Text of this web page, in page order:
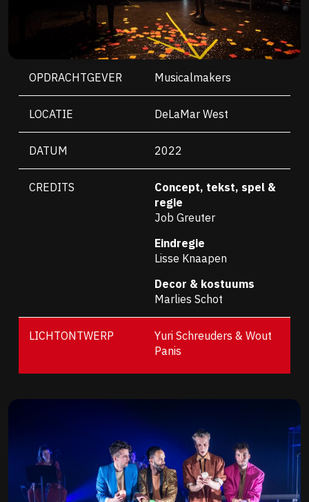
OPDRACHTGEVER Musicalmakers
LOCATIE DeLaMar West
DATUM 2022
CREDITS
Concept, tekst, spel &
regie
Job Greuter
Eindregie
Lisse Knaapen
Decor & kostuums
Marlies Schot
LICHTONTWERP
Yuri Schreuders & Wout
Panis